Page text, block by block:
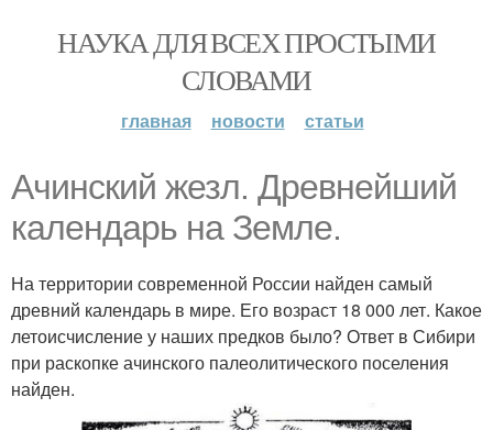
НАУКА ДЛЯ ВСЕХ ПРОСТЫМИ
СЛОВАМИ
главная новости статьи
Ачинский жезл. Древнейший
календарь на Земле.
На территории современной России найден самый
древний календарь в мире. Его возраст 18 000 лет. Какое
летоисчисление у наших предков было? Ответ в Сибири
при раскопке ачинского палеолитического поселения
найден.